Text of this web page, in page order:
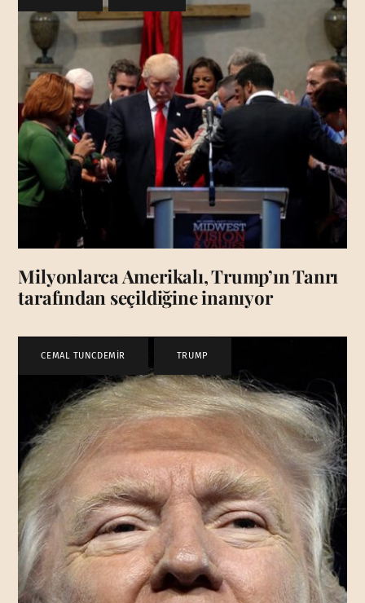
Milyonlarca Amerikalı, Trump’ın Tanrı
tarafından seçildiğine inanıyor
CEMAL TUNCDEMİR TRUMP